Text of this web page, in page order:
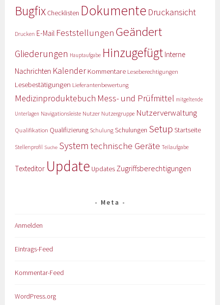
Bugfix Checklisten Dokumente Druckansicht
Drucken E-Mail Feststellungen Geändert
Gliederungen Hauptaufgabe Hinzugefügt Interne
Nachrichten KalenderKommentare Leseberechtigungen
Lesebestätigungen Lieferantenbewertung
Medizinproduktebuch Mess- und Prüfmittel mitgeltende
Unterlagen Navigationsleiste Nutzer Nutzergruppe Nutzerverwaltung
Qualifikation Qualifizierung Schulung Schulungen Setup Startseite
Stellenprofil Suche System technische Geräte Teilaufgabe
Texteditor Update Updates Zugriffsberechtigungen
Meta
Anmelden
Eintrags-Feed
Kommentar-Feed
WordPress.org